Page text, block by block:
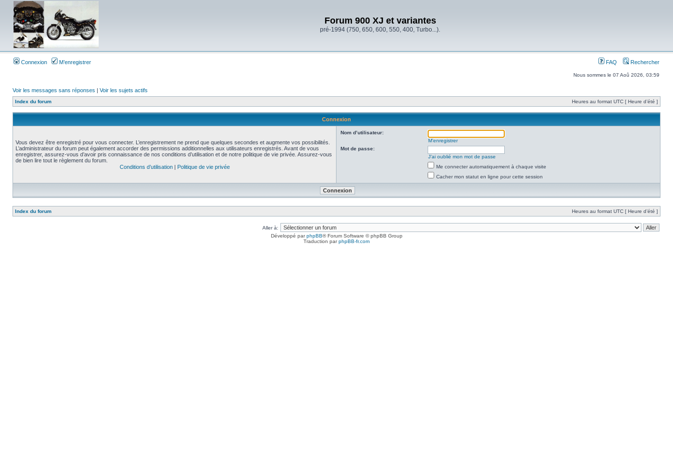
Forum 900 XJ et variantes
pré-1994 (750, 650, 600, 550, 400, Turbo...).
Connexion M’enregistrer FAQ Rechercher
Nous sommes le 07 Aoû 2026, 03:59
Voir les messages sans réponses | Voir les sujets actifs
Index du forum Heures au format UTC [ Heure d’été ]
Connexion
Vous devez être enregistré pour vous connecter. L’enregistrement ne prend que quelques secondes et augmente vos possibilités.
L’administrateur du forum peut également accorder des permissions additionnelles aux utilisateurs enregistrés. Avant de vous
enregistrer, assurez-vous d’avoir pris connaissance de nos conditions d’utilisation et de notre politique de vie privée. Assurez-vous
de bien lire tout le règlement du forum.
Conditions d’utilisation| Politique de vie privée
Nom d’utilisateur:
M’enregistrer
Mot de passe:
J’ai oublié mon mot de passe
Me connecter automatiquement à chaque visite
Cacher mon statut en ligne pour cette session
Index du forum Heures au format UTC [ Heure d’été ]
Aller à:
Développé parphpBB® Forum Software © phpBB Group
Traduction parphpBB-fr.com